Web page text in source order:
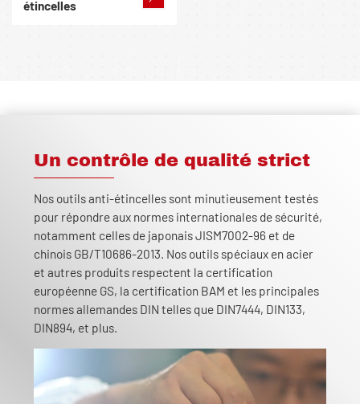
étincelles
Un contrôle de qualité strict
Nos outils anti-étincelles sont minutieusement testés
pour répondre aux normes internationales de sécurité,
notamment celles de japonais JISM7002-96 et de
chinois GB/T10686-2013. Nos outils spéciaux en acier
et autres produits respectent la certification
européenne GS, la certification BAM et les principales
normes allemandes DIN telles que DIN7444, DIN133,
DIN894, et plus.